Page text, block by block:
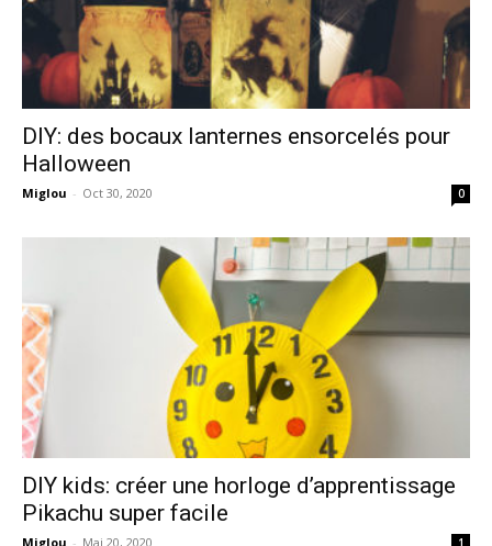
DIY: des bocaux lanternes ensorcelés pour
Halloween
Miglou - Oct 30, 2020 0
DIY kids: créer une horloge d’apprentissage
Pikachu super facile
Miglou - Mai 20, 2020